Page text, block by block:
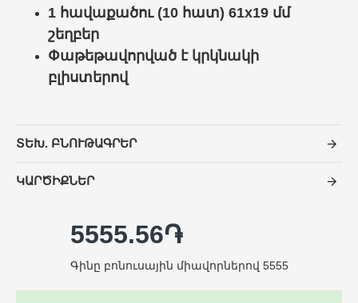
1 հավաքածու (10 հատ) 61x19 մմ
շեղբեր
Փաթեթավորված է կրկնակի
բլիստերով
ՏԵԽ. ԲՆՈՒԹԱԳՐԵՐ
ԿԱՐԾԻՔՆԵՐ
5555.56֏
Գինը բոնուսային միավորներով 5555